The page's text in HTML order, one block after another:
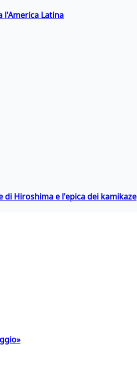
l'America Latina
di Hiroshima e l'epica dei kamikaze